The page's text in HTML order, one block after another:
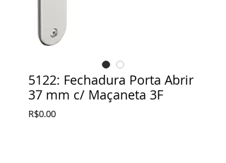
5122: Fechadura Porta Abrir
37 mm c/ Maçaneta 3F
R$0.00Preço